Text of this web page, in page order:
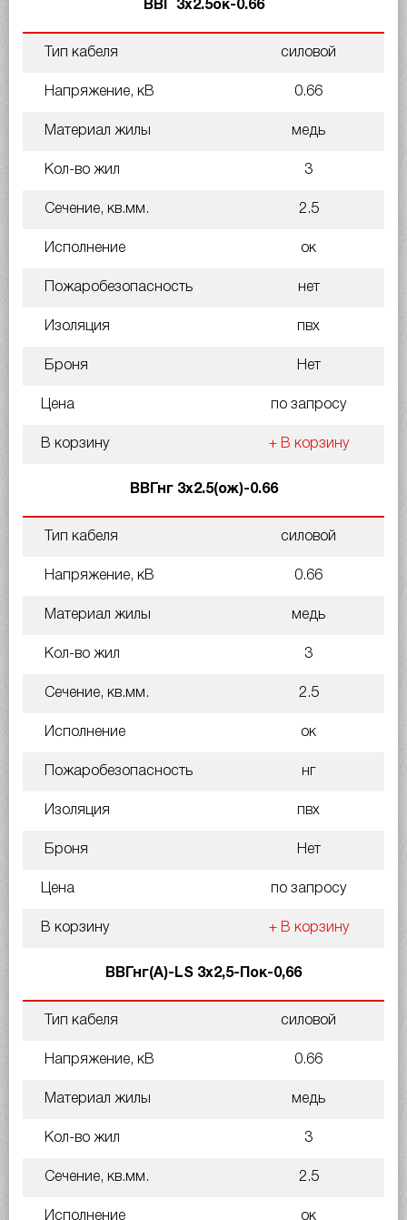
ВВГ 3х2.5ок-0.66
Тип кабеля силовой
Напряжение, кВ 0.66
Материал жилы медь
Кол-во жил 3
Сечение, кв.мм. 2.5
Исполнение ок
Пожаробезопасность нет
Изоляция пвх
Броня Нет
Цена по запросу
В корзину + В корзину
ВВГнг 3х2.5(ож)-0.66
Тип кабеля силовой
Напряжение, кВ 0.66
Материал жилы медь
Кол-во жил 3
Сечение, кв.мм. 2.5
Исполнение ок
Пожаробезопасность нг
Изоляция пвх
Броня Нет
Цена по запросу
В корзину + В корзину
ВВГнг(A)-LS 3х2,5-Пок-0,66
Тип кабеля силовой
Напряжение, кВ 0.66
Материал жилы медь
Кол-во жил 3
Сечение, кв.мм. 2.5
Исполнение ок